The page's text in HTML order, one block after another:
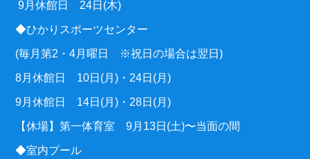
9月休館日 24日(木)
◆ひかりスポーツセンター
(毎月第2・4月曜日 ※祝日の場合は翌日)
8月休館日 10日(月)・24日(月)
9月休館日 14日(月)・28日(月)
【休場】第一体育室 9月13日(土)〜当面の間
◆室内プール